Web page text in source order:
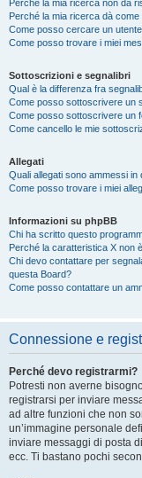
Perché la mia ricerca non dà
Perché la mia ricerca dà
Come posso cercare un
Come posso trovare i miei
Sottoscrizioni e segnalibri
Qual è la differenza fra
Come posso sottoscrivere un
Come posso sottoscrivere un
Come cancello le mie
Allegati
Quali allegati sono ammessi in
Come posso trovare i miei
Informazioni su phpBB
Chi ha scritto questo
Perché la caratteristica X non
Chi devo contattare per
questa Board?
Come posso contattare un
Connessione e
Perché devo registrarmi?
Potresti non averne
registrarsi per inviare
ad altre funzioni che non
un’immagine personale
inviare messaggi di posta
ecc. Ti bastano pochi